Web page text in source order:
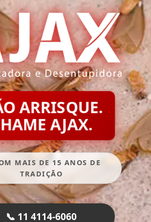
ARRISQUE.
AJAX.
MAIS DE 15 ANOS DE
TRADIÇÃO
📞 11 4114-6060